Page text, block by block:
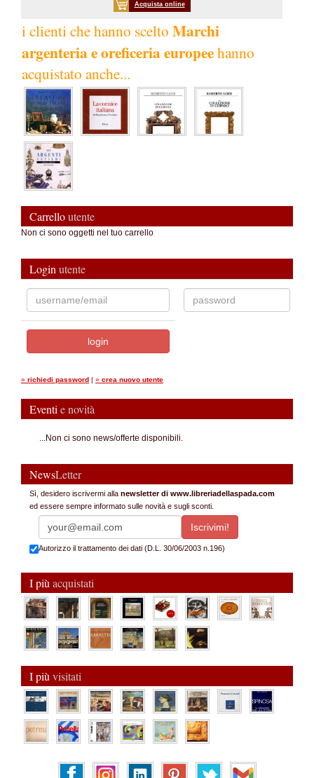
Acquista online
i clienti che hanno scelto Marchi
argenteria e oreficeria europeehanno
acquistato anche...
Carrelloutente
Non ci sono oggetti nel tuo carrello
Login utente
» richiedi password | » crea nuovo utente
Eventi e novità
...Non ci sono news/offerte disponibili.
NewsLetter
Sì, desidero iscrivermi alla newsletter di www.libreriadellaspada.com
ed essere sempre informato sulle novità e sugli sconti.
Autorizzo il trattamento dei dati (D.L. 30/06/2003 n.196)
I più acquistati
I più visitati